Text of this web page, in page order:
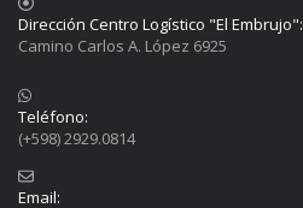
Dirección Centro Logístico "El Embrujo":
Camino Carlos A. López 6925
Teléfono:
(+598) 2929.0814
Email: